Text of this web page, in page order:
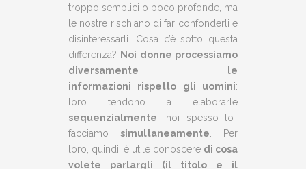
troppo semplici o poco profonde, ma
le nostre rischiano di far confonderli e
disinteressarli. Cosa c’è sotto questa
differenza? Noi donne processiamo
diversamente le
informazioni rispetto gli uomini:
loro tendono a elaborarle
sequenzialmente , noi spesso lo
facciamo simultaneamente . Per
loro, quindi, è utile conoscere di cosa
volete parlargli (il titolo e il